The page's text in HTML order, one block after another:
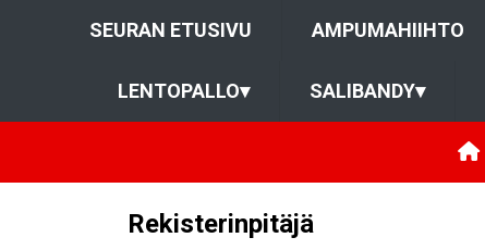
SEURAN ETUSIVU AMPUMAHIIHTO
LENTOPALLO▾ SALIBANDY▾
Rekisterinpitäjä